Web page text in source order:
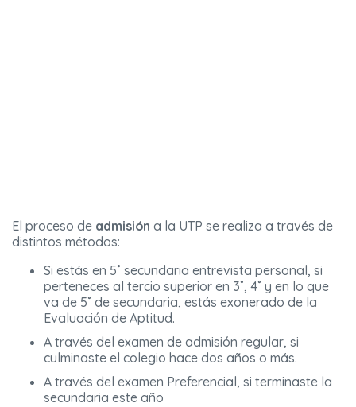
El proceso de admisión a la UTP se realiza a través de
distintos métodos:
Si estás en 5˚ secundaria entrevista personal, si
perteneces al tercio superior en 3˚, 4˚ y en lo que
va de 5˚ de secundaria, estás exonerado de la
Evaluación de Aptitud.
A través del examen de admisión regular, si
culminaste el colegio hace dos años o más.
A través del examen Preferencial, si terminaste la
secundaria este año